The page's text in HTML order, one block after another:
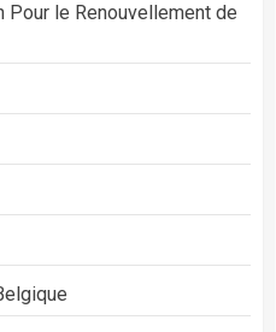
le Renouvellement de